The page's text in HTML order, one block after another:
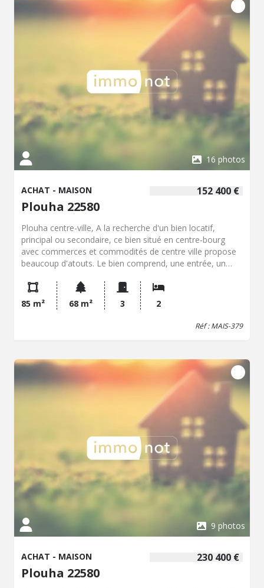
16 photos
152 400 €
ACHAT - MAISON
Plouha 22580
Plouha centre-ville, A la recherche d'un bien locatif,
principal ou secondaire, ce bien situé en centre-bourg
avec commerces et commodités de centre ville propose
beaucoup d'atouts. Le bien comprend, une entrée, un
chaussée. A l'étage, deux chambres et au second deux
greniers. Pas de terrain disponible sur la propriété. Nous
sommes à votre disposition pour renseignement
complémentaire. Plouha avec tous commerces de
85 m² 68 m² 3 2
Réf : MAIS-379
9 photos
230 400 €
ACHAT - MAISON
Plouha 22580